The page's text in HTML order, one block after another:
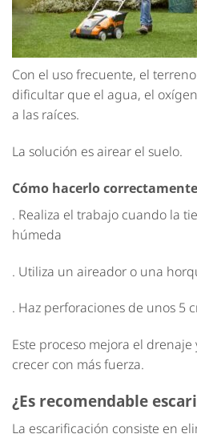
Con el uso frecuente, el
dificultar que el agua, el
a las raíces.
La solución es airear el suelo.
Cómo hacerlo correctamente
. Realiza el trabajo cuando la
húmeda
. Utiliza un aireador o una
. Haz perforaciones de unos 5
Este proceso mejora el
crecer con más fuerza.
¿Es recomendable
La escarificación consiste en